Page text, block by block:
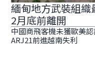
緬甸地方武裝組
2月底前離開
中國商飛客機未獲歐美
ARJ21前進越南失利